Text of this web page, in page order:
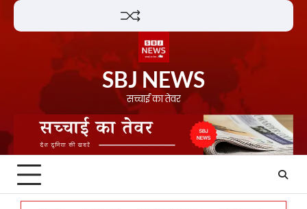
Skip
SBJ NEWS
सच्चाई का तेवर